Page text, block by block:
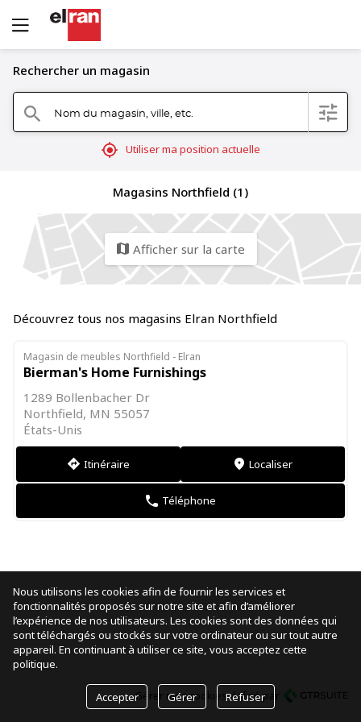
Rechercher un magasin
search Nom du magasin, ville, etc. filter
mylocation Utiliser ma position actuelle
Magasins Northfield (1)
map Afficher sur la carte
Découvrez tous nos magasins Elran Northfield
Magasin de meubles Northfield - Elran
Bierman's Home Furnishings
1289 Bollenbacher Dr
Northfield, MN 55057
États-Unis
direction Itinéraire markers Localiser
phone Téléphone
Gérer mes cookiesréalisé par
Nous utilisons les cookies afin de fournir les services et
fonctionnalités proposés sur notre site et afin d’améliorer
l’expérience de nos utilisateurs. Les cookies sont des données qui
sont téléchargés ou stockés sur votre ordinateur ou sur tout autre
appareil. En continuant à utiliser ce site, vous acceptez cette
politique.
Accepter Gérer Refuser